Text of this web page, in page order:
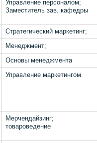
Управление персоналом;
Заместитель зав. кафедры
Стратегический маркетинг;
Менеджмент;
Основы менеджмента
Управление маркетингом
Мерчендайзинг;
товароведение